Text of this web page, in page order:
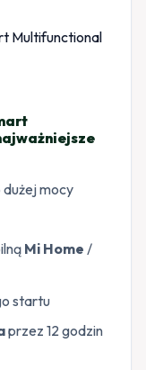
mocy
Mi Home /
startu
przez 12 godzin